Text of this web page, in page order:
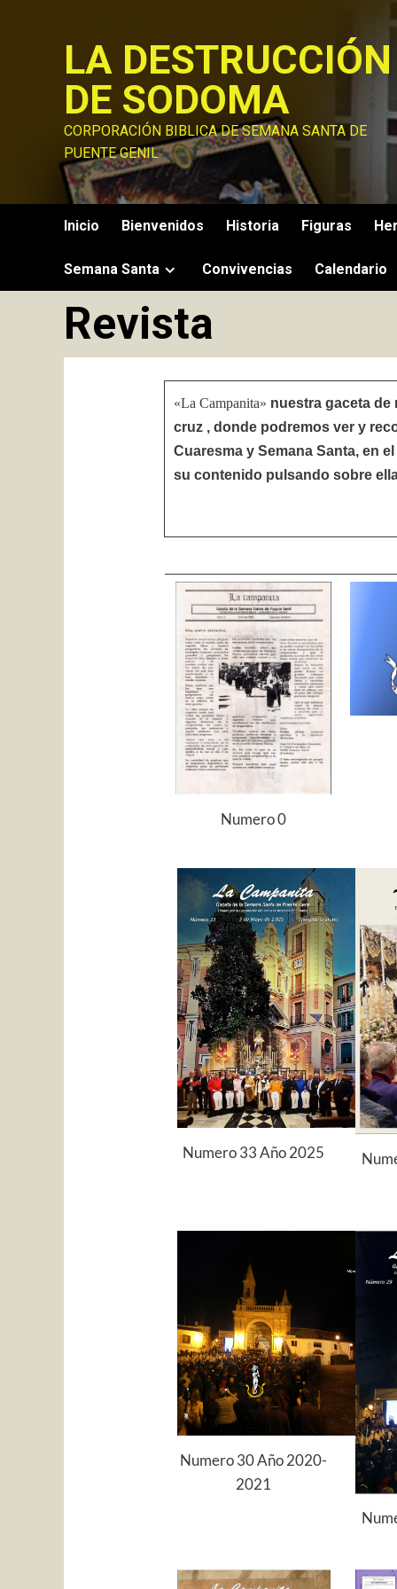
LA DESTRUCCIÓN
DE SODOMA
CORPORACIÓN BIBLICA DE SEMANA SANTA DE
PUENTE GENIL
Inicio Bienvenidos Historia Figuras
Semana Santa Convivencias Calendario
Revista
«La Campanita» nuestra gaceta
cruz , donde podremos ver y
Cuaresma y Semana Santa, en
su contenido pulsando sobre
Numero 0
Numero 33 Año 2025
Numero 30 Año 2020-
2021